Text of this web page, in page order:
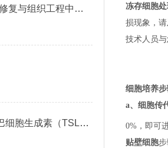
H1细胞在皮肤修复与组织工程中的应用前景
人胸腺基质淋巴细胞生成素（TSLP）ELISA检测试剂盒説明书
冻存细胞
损现象，
技术人员
细胞培养
a、 细胞传
0%，即可
贴壁细胞